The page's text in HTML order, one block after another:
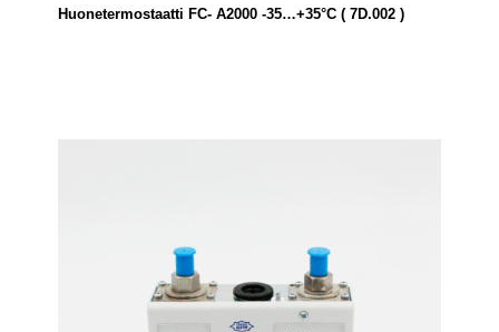
Huonetermostaatti FC- A2000 -35…+35°C ( 7D.002 )